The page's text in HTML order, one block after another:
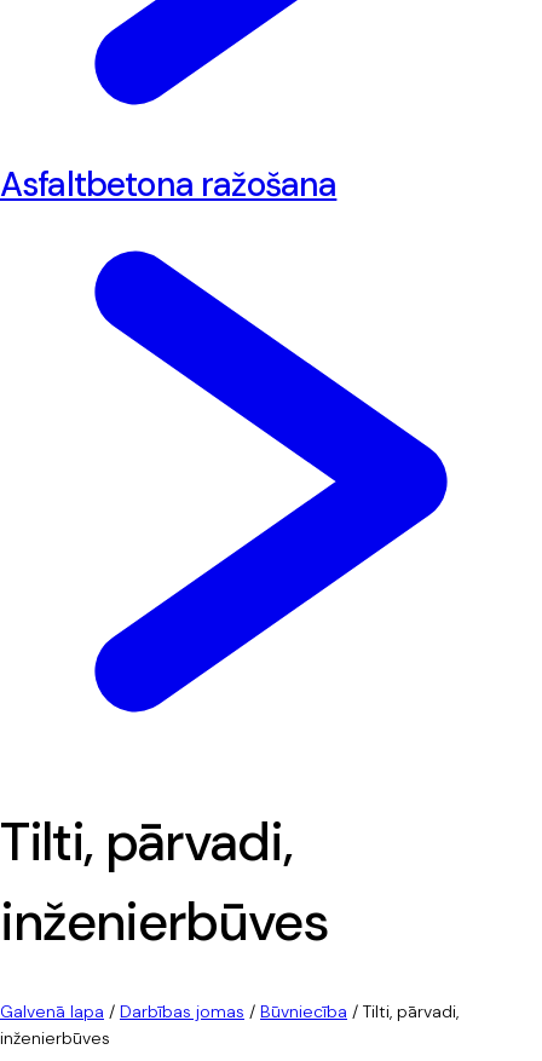
Asfaltbetona ražošana
Tilti, pārvadi,
inženierbūves
Galvenā lapa / Darbības jomas / Būvniecība / Tilti, pārvadi,
inženierbūves